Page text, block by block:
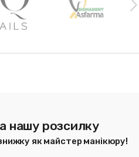
нашу розсилку
як майстер манікюру!